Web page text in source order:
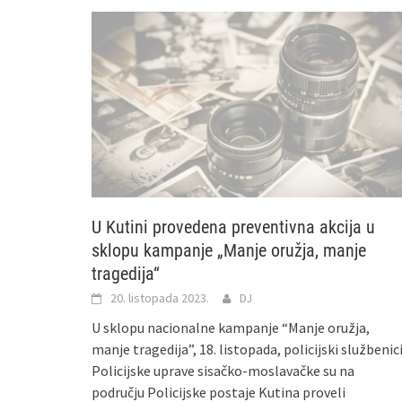
U Kutini provedena preventivna akcija u
sklopu kampanje „Manje oružja, manje
tragedija“
20. listopada 2023. DJ
U sklopu nacionalne kampanje “Manje oružja,
manje tragedija”, 18. listopada, policijski službenici
Policijske uprave sisačko-moslavačke su na
području Policijske postaje Kutina proveli